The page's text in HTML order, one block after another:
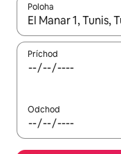
Poloha
Keď budú výsledky
Príchod
Odchod